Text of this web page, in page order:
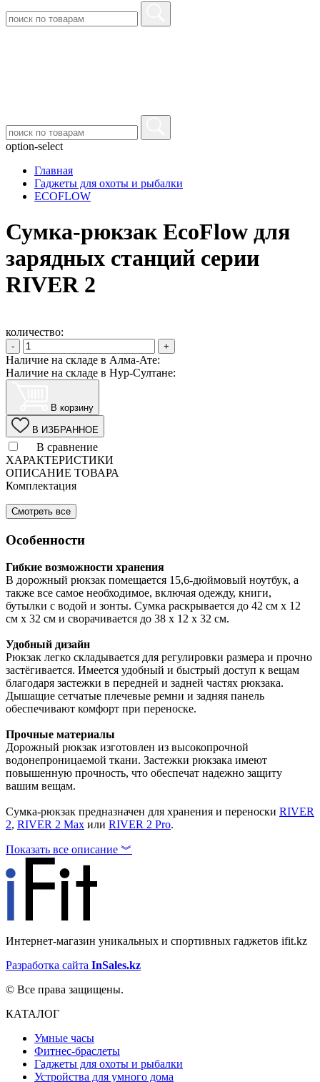
option-select
Главная
Гаджеты для охоты и рыбалки
ECOFLOW
Сумка-рюкзак EcoFlow для
зарядных станций серии
RIVER 2
количество:
- +
Наличие на складе в Алма-Ате:
Наличие на складе в Нур-Султане:
В корзину
В ИЗБРАННОЕ
В сравнение
ХАРАКТЕРИСТИКИ
ОПИСАНИЕ ТОВАРА
Комплектация
Смотреть все
Особенности
Гибкие возможности хранения
В дорожный рюкзак помещается 15,6-дюймовый ноутбук, а
также все самое необходимое, включая одежду, книги,
бутылки с водой и зонты. Сумка раскрывается до 42 см x 12
см x 32 см и сворачивается до 38 x 12 x 32 см.
Удобный дизайн
Рюкзак легко складывается для регулировки размера и прочно
застёгивается. Имеется удобный и быстрый доступ к вещам
благодаря застежки в передней и задней частях рюкзака.
Дышащие сетчатые плечевые ремни и задняя панель
обеспечивают комфорт при переноске.
Прочные материалы
Дорожный рюкзак изготовлен из высокопрочной
водонепроницаемой ткани. Застежки рюкзака имеют
повышенную прочность, что обеспечат надежно защиту
вашим вещам.
Сумка-рюкзак предназначен для хранения и переноски RIVER
2, RIVER 2 Max или RIVER 2 Pro.
Показать все описание ︾
Интернет-магазин уникальных и спортивных гаджетов ifit.kz
Разработка сайта InSales.kz
© Все права защищены.
КАТАЛОГ
Умные часы
Фитнес-браслеты
Гаджеты для охоты и рыбалки
Устройства для умного дома